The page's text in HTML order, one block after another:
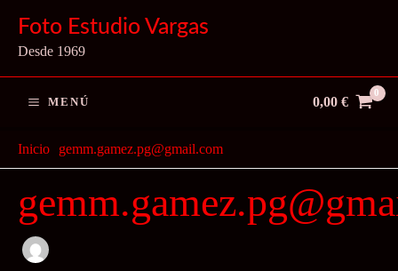
contenido
Foto Estudio Vargas
Desde 1969
MENÚ 0,00 €
Inicio gemm.gamez.pg@gmail.com